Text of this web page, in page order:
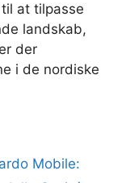
at tilpasse
landskab,
der
i de nordiske
Mobile: